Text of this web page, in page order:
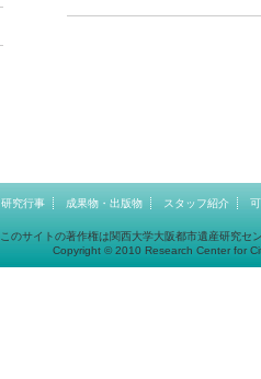
研究行事 成果物・出版物 スタッフ紹介
このサイトの著作権は関西大学大阪都市遺産研究
Copyright © 2010 Research Center for